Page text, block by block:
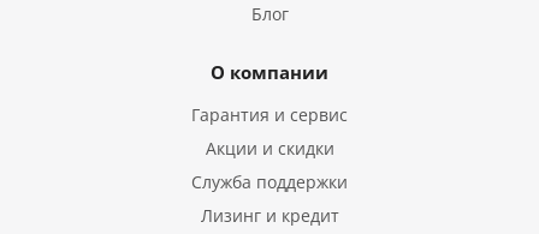
Блог
О компании
Гарантия и сервис
Акции и скидки
Служба поддержки
Лизинг и кредит